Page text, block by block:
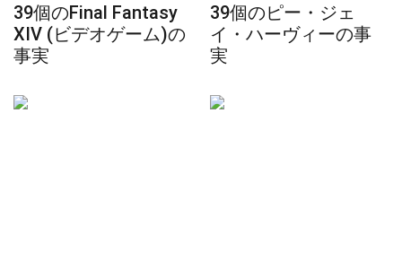
39個のFinal Fantasy
XIV (ビデオゲーム)の
事実
39個のピー・ジェ
イ・ハーヴィーの事
実